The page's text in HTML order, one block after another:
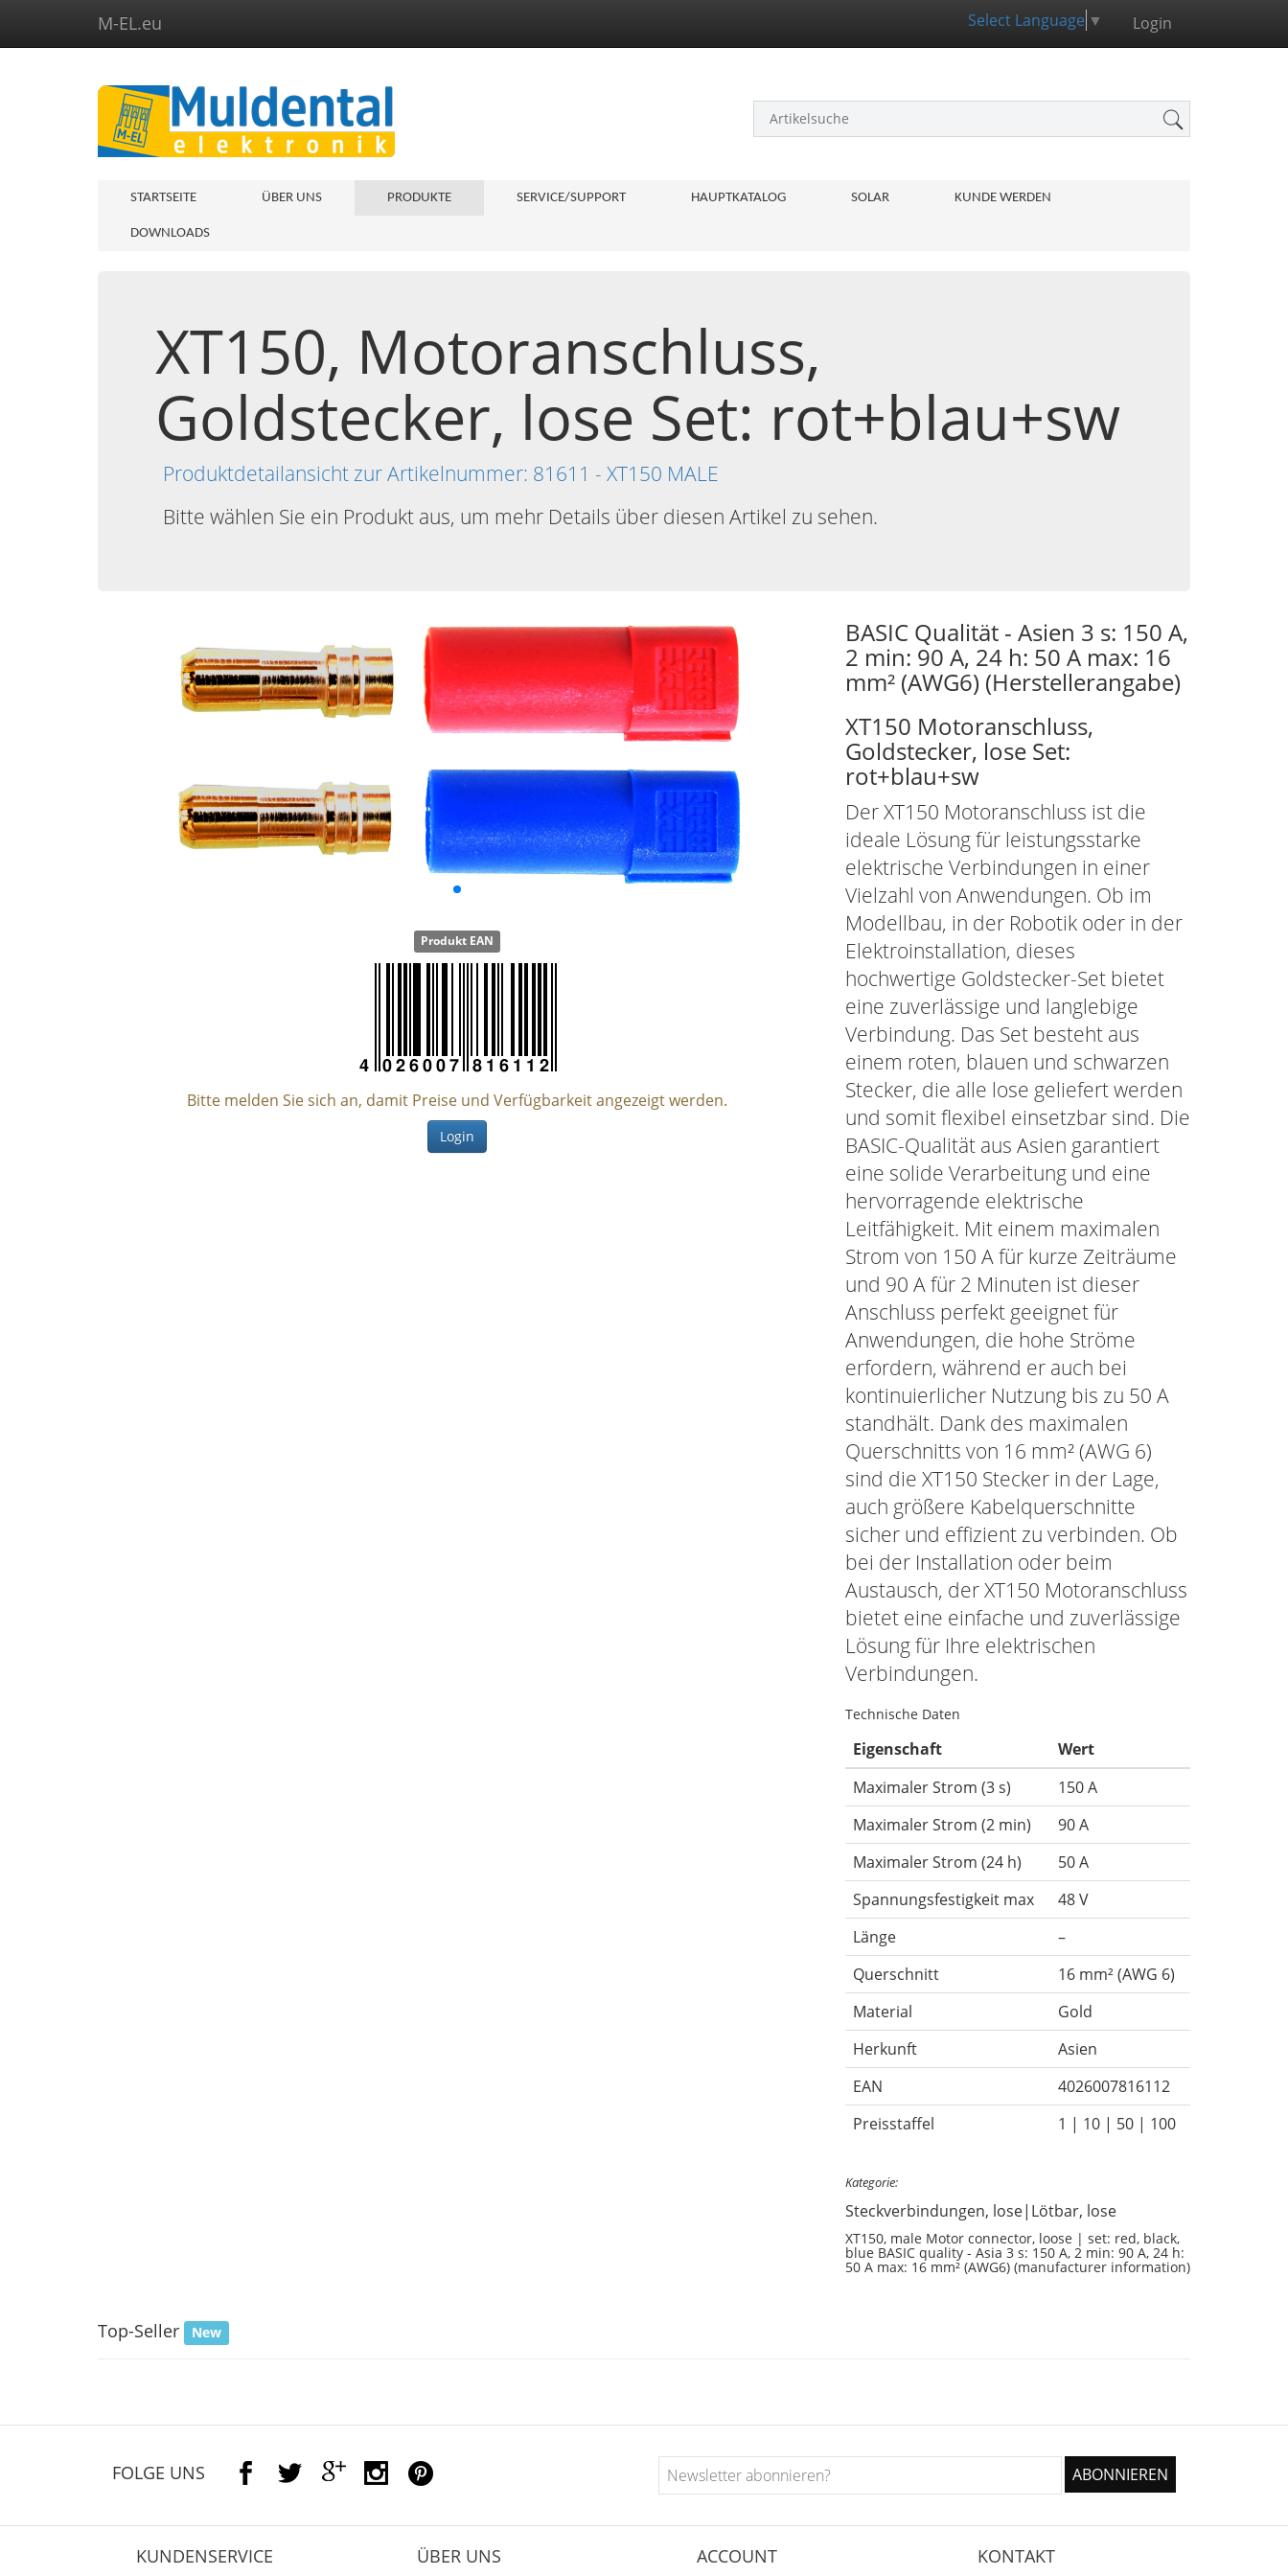
M-EL.eu Select Language ▼ Login
STARTSEITE ÜBER UNS PRODUKTE SERVICE/SUPPORT HAUPTKATALOG SOLAR KUNDE WERDEN
DOWNLOADS
XT150, Motoranschluss,
Goldstecker, lose Set: rot+blau+sw
Produktdetailansicht zur Artikelnummer: 81611 - XT150 MALE
Bitte wählen Sie ein Produkt aus, um mehr Details über diesen Artikel zu sehen.
Produkt EAN
Bitte melden Sie sich an, damit Preise und Verfügbarkeit angezeigt werden.
Login
BASIC Qualität - Asien 3 s: 150 A,
2 min: 90 A, 24 h: 50 A max: 16
mm² (AWG6) (Herstellerangabe)
XT150 Motoranschluss,
Goldstecker, lose Set:
rot+blau+sw
Der XT150 Motoranschluss ist die
ideale Lösung für leistungsstarke
elektrische Verbindungen in einer
Vielzahl von Anwendungen. Ob im
Modellbau, in der Robotik oder in der
Elektroinstallation, dieses
hochwertige Goldstecker-Set bietet
eine zuverlässige und langlebige
Verbindung. Das Set besteht aus
einem roten, blauen und schwarzen
Stecker, die alle lose geliefert werden
und somit flexibel einsetzbar sind. Die
BASIC-Qualität aus Asien garantiert
eine solide Verarbeitung und eine
hervorragende elektrische
Leitfähigkeit. Mit einem maximalen
Strom von 150 A für kurze Zeiträume
und 90 A für 2 Minuten ist dieser
Anschluss perfekt geeignet für
Anwendungen, die hohe Ströme
erfordern, während er auch bei
kontinuierlicher Nutzung bis zu 50 A
standhält. Dank des maximalen
Querschnitts von 16 mm² (AWG 6)
sind die XT150 Stecker in der Lage,
auch größere Kabelquerschnitte
sicher und effizient zu verbinden. Ob
bei der Installation oder beim
Austausch, der XT150 Motoranschluss
bietet eine einfache und zuverlässige
Lösung für Ihre elektrischen
Verbindungen.
Technische Daten
Eigenschaft
Wert
Maximaler Strom (3 s)
150 A
Maximaler Strom (2 min)
90 A
Maximaler Strom (24 h)
50 A
Spannungsfestigkeit max
48 V
Länge
–
Querschnitt
16 mm² (AWG 6)
Material
Gold
Herkunft
Asien
EAN
4026007816112
Preisstaffel
1 | 10 | 50 | 100
Kategorie:
Steckverbindungen, lose|Lötbar, lose
XT150, male Motor connector, loose | set: red, black,
blue BASIC quality - Asia 3 s: 150 A, 2 min: 90 A, 24 h:
50 A max: 16 mm² (AWG6) (manufacturer information)
Top-Seller New
FOLGE UNS
KUNDENSERVICE ÜBER UNS ACCOUNT KONTAKT